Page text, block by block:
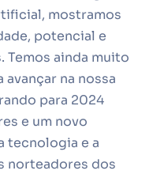
mostramos
potencial e
ainda muito
na nossa
para 2024
e um novo
tecnologia e a
norteadores dos